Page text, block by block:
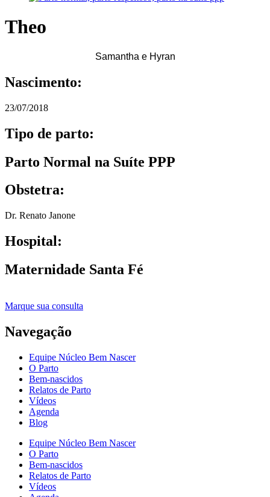
Theo
Samantha e Hyran
Nascimento:
23/07/2018
Tipo de parto:
Parto Normal na Suíte PPP
Obstetra:
Dr. Renato Janone
Hospital:
Maternidade Santa Fé
Marque sua consulta
Navegação
Equipe Núcleo Bem Nascer
O Parto
Bem-nascidos
Relatos de Parto
Vídeos
Agenda
Blog
Equipe Núcleo Bem Nascer
O Parto
Bem-nascidos
Relatos de Parto
Vídeos